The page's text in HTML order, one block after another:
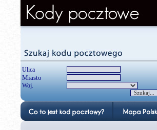
Ulica
Miasto
Woj.